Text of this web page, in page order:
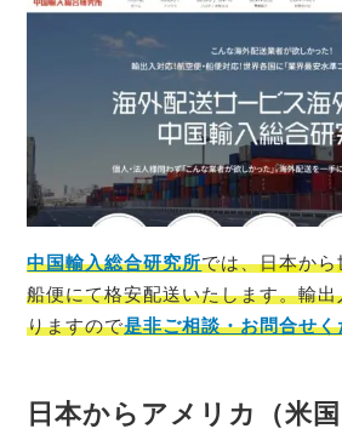
中国輸入総合研究所では、日本から
船便にて格安配送いたします。輸
りますので是非ご相談・お問合せく
日本からアメリカ（米